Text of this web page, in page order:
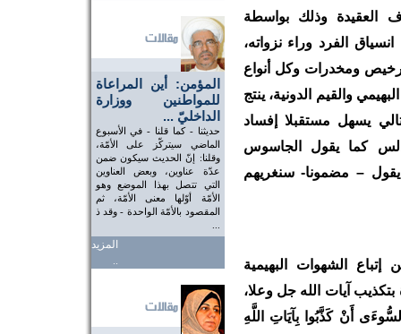
المؤمن: أين المراعاة
للمواطنين ووزارة
الداخليّ ...
حديثنا - كما قلنا - في الأسبوع
الماضي سيتركّز على الأمّة،
وقلنا: إنّ الحديث سيكون ضمن
عدّة عناوين، وبعض العناوين
التي تتصل بهذا الموضع وهو
الأمّة أوّلها معنى الأمّة، ثم
المقصود بالأمّة الواحدة - وقد ذ
المزيد
..
العقيدة وذلك بواسطة
الفرد وراء نزواته،
ومخدرات وكل أنواع
والقيم الدونية، ينتج
يسهل مستقبلا إفساد
كما يقول الجاسوس
– مضمونا- سنغريهم
الشهوات البهيمية
آيات الله جل وعلا،
أَنْ كَذَّبُوا بِآيَاتِ اللَّهِ